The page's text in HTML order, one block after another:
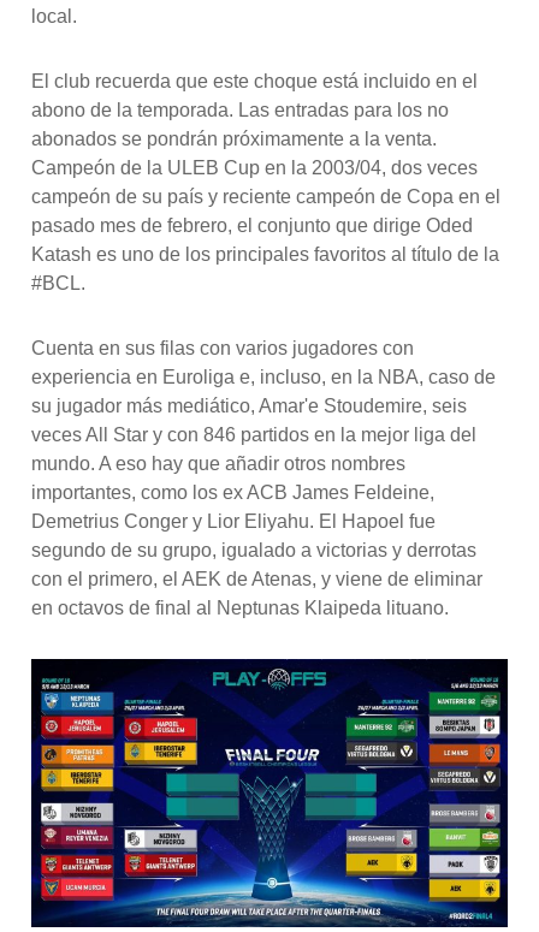
local.
El club recuerda que este choque está incluido en el
abono de la temporada. Las entradas para los no
abonados se pondrán próximamente a la venta.
Campeón de la ULEB Cup en la 2003/04, dos veces
campeón de su país y reciente campeón de Copa en el
pasado mes de febrero, el conjunto que dirige Oded
Katash es uno de los principales favoritos al título de la
#BCL.
Cuenta en sus filas con varios jugadores con
experiencia en Euroliga e, incluso, en la NBA, caso de
su jugador más mediático, Amar'e Stoudemire, seis
veces All Star y con 846 partidos en la mejor liga del
mundo. A eso hay que añadir otros nombres
importantes, como los ex ACB James Feldeine,
Demetrius Conger y Lior Eliyahu. El Hapoel fue
segundo de su grupo, igualado a victorias y derrotas
con el primero, el AEK de Atenas, y viene de eliminar
en octavos de final al Neptunas Klaipeda lituano.